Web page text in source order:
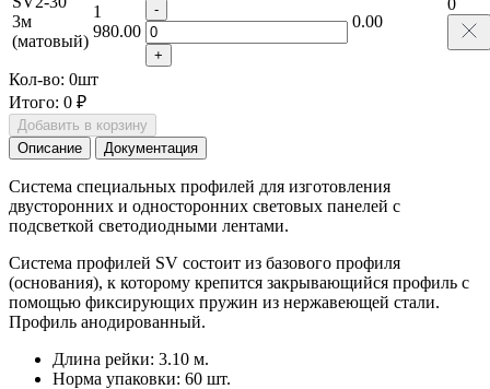
3м
(матовый)
1
980.00
-
+
0.00
Кол-во: 0шт
Итого: 0 ₽
Добавить в корзину
Описание
Документация
Система специальных профилей для изготовления
двусторонних и односторонних световых панелей с
подсветкой светодиодными лентами.
Система профилей SV состоит из базового профиля
(основания), к которому крепится закрывающийся профиль с
помощью фиксирующих пружин из нержавеющей стали.
Профиль анодированный.
Длина рейки: 3.10 м.
Норма упаковки: 60 шт.